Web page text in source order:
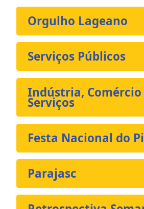
Orgulho Lageano
Serviços Públicos
Indústria, Comércio
Serviços
Festa Nacional do
Parajasc